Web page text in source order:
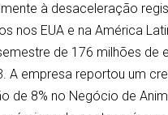
à desaceleração
nos EUA e na América
de 176 milhões
A empresa reportou um
de 8% no Negócio de